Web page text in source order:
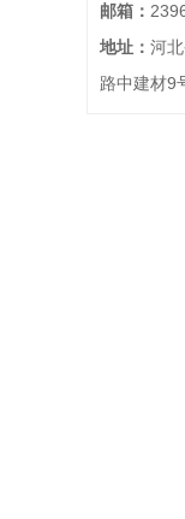
邮箱：
地址： 河
路中建材9